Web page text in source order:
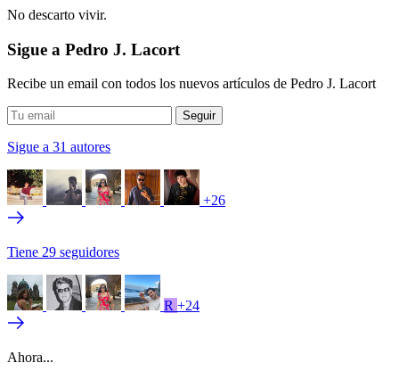
No descarto vivir.
Sigue a Pedro J. Lacort
Recibe un email con todos los nuevos artículos de Pedro J. Lacort
Sigue a 31 autores
+26
Tiene 29 seguidores
R +24
Ahora...